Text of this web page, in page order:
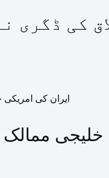
کی ڈگری